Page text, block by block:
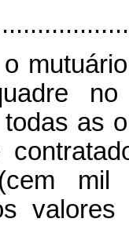
as
valores